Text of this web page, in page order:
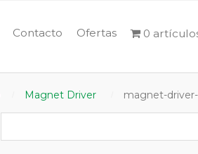
Contacto Ofertas 0
Magnet Driver magnet-